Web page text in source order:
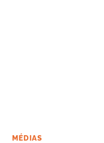
MÉDIAS